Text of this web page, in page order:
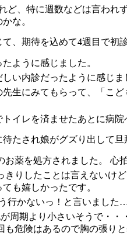
ど、特に週数などは言わ
な。
、期待を込めて4週目で初
ように感じました。
い内診だったように感じま
生にみてもらって、「こ
イレを済ませたあとに病
たされ娘がグズり出して
お薬を処方されました。
きりしたことは言えないけ
も嬉しかったです。
行かないっ！と言いました
周期より小さいそうで・
危険はあるので胸の張り